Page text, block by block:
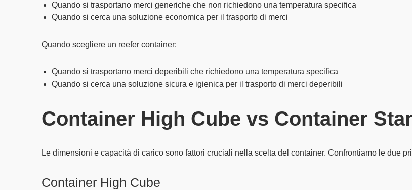
Quando si trasportano merci generiche che non richiedono una temperatura specifica
Quando si cerca una soluzione economica per il trasporto di merci
Quando scegliere un reefer container:
Quando si trasportano merci deperibili che richiedono una temperatura specifica
Quando si cerca una soluzione sicura e igienica per il trasporto di merci deperibili
Container High Cube vs Container
Le dimensioni e capacità di carico sono fattori cruciali nella scelta del container. Confrontiamo le due
Container High Cube